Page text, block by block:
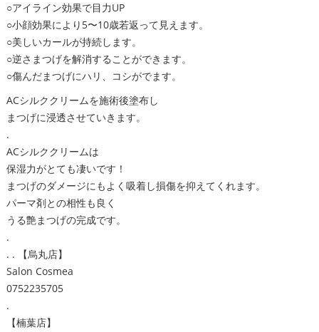
○アイライン効果で目力UP
○小顔効果により5〜10歳若返って見えます。
○美しいカールが持続します。
○逆さまつげを解消することができます。
○傷んだまつげにハリ、コシがでます。
ACシルククリームを施術後塗布し
まつげに浸透させていきます。
.
ACシルククリームは
保湿力がとても凄いです！
まつげのダメージにもよく吸着し損傷を抑えてくれます。
パーマ剤との相性も良く
うる艶まつげの完成です。
.
. . 【烏丸店】
Salon Cosmea
0752235705
.
【楠葉店】